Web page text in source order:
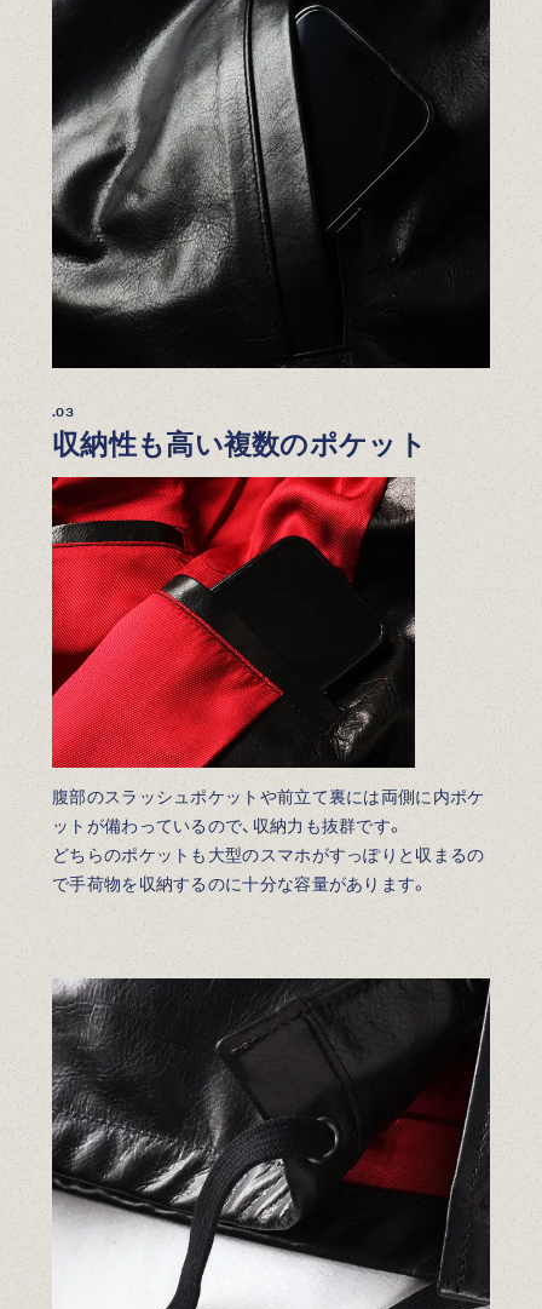
.03
収納性も高い複数のポケット
腹部のスラッシュポケットや前立て裏には両側に内ポケ
ットが備わっているので、収納力も抜群です。
どちらのポケットも大型のスマホがすっぽりと収まるの
で手荷物を収納するのに十分な容量があります。